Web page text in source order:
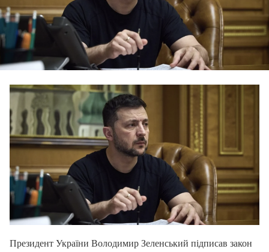
Президент України Володимир Зеленський підписав закон